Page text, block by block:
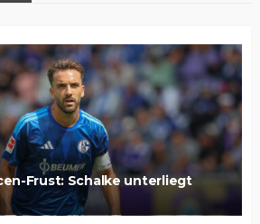
Frust: Schalke unterliegt